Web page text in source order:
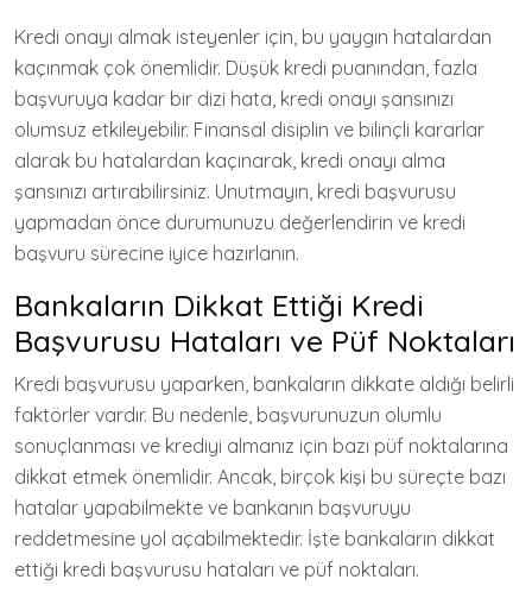
Kredi onayı almak isteyenler için, bu yaygın hatalardan
kaçınmak çok önemlidir. Düşük kredi puanından, fazla
başvuruya kadar bir dizi hata, kredi onayı şansınızı
olumsuz etkileyebilir. Finansal disiplin ve bilinçli kararlar
alarak bu hatalardan kaçınarak, kredi onayı alma
şansınızı artırabilirsiniz. Unutmayın, kredi başvurusu
yapmadan önce durumunuzu değerlendirin ve kredi
başvuru sürecine iyice hazırlanın.
Bankaların Dikkat Ettiği Kredi
Başvurusu Hataları ve Püf Noktaları
Kredi başvurusu yaparken, bankaların dikkate aldığı belirli
faktörler vardır. Bu nedenle, başvurunuzun olumlu
sonuçlanması ve krediyi almanız için bazı püf noktalarına
dikkat etmek önemlidir. Ancak, birçok kişi bu süreçte bazı
hatalar yapabilmekte ve bankanın başvuruyu
reddetmesine yol açabilmektedir. İşte bankaların dikkat
ettiği kredi başvurusu hataları ve püf noktaları.